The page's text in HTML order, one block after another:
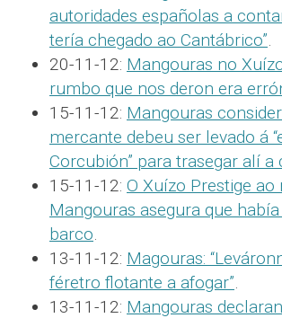
autoridades españolas a
tería chegado ao Cantábrico”.
20-11-12: Mangouras no
rumbo que nos deron era
15-11-12: Mangouras
mercante debeu ser levado á
Corcubión” para trasegar alí a
15-11-12: O Xuízo Prestige ao
Mangouras asegura que
barco.
13-11-12: Magouras:
féretro flotante a afogar”.
13-11-12: Mangouras